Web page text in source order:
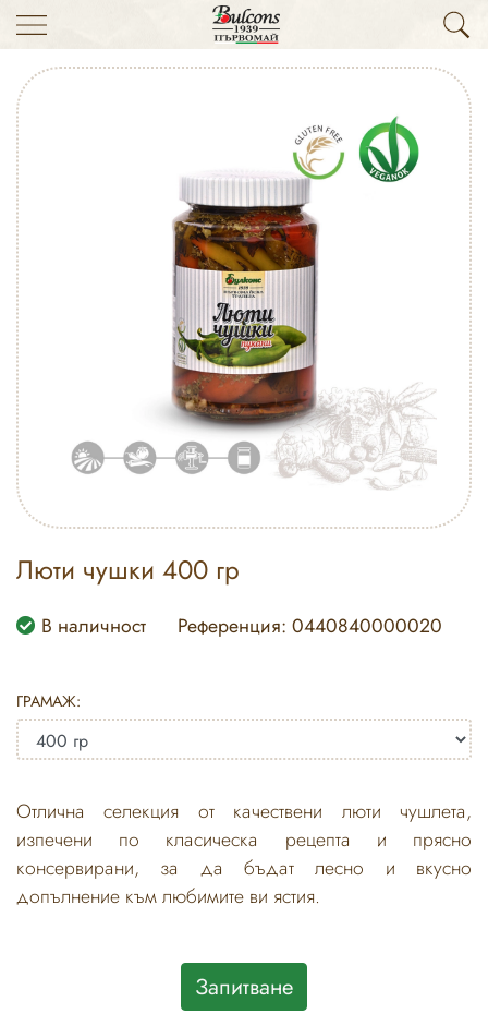
Люти чушки 400 гр
В наличност Референция: 0440840000020
ГРАМАЖ:
Отлична селекция от качествени люти чушлета,
изпечени по класическа рецепта и прясно
консервирани, за да бъдат лесно и вкусно
допълнение към любимите ви ястия.
Запитване